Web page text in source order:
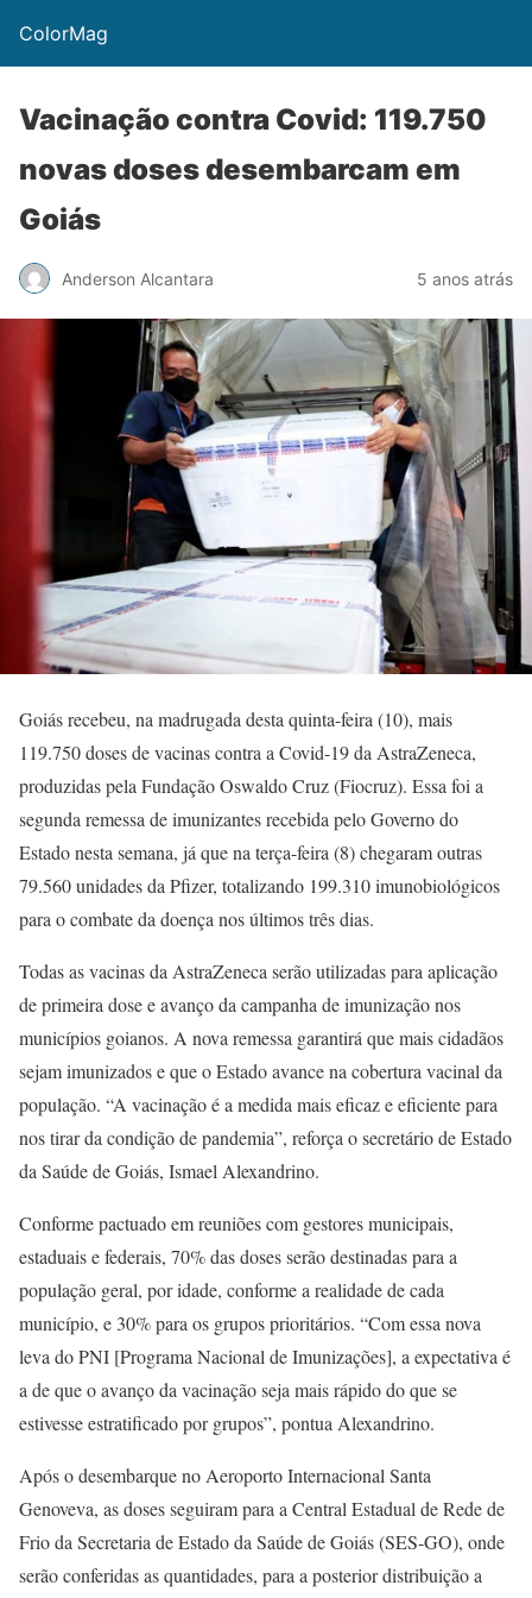
ColorMag
Vacinação contra Covid: 119.750
novas doses desembarcam em
Goiás
Anderson Alcantara 5 anos atrás
Goiás recebeu, na madrugada desta quinta-feira (10), mais
119.750 doses de vacinas contra a Covid-19 da AstraZeneca,
produzidas pela Fundação Oswaldo Cruz (Fiocruz). Essa foi a
segunda remessa de imunizantes recebida pelo Governo do
Estado nesta semana, já que na terça-feira (8) chegaram outras
79.560 unidades da Pfizer, totalizando 199.310 imunobiológicos
para o combate da doença nos últimos três dias.
Todas as vacinas da AstraZeneca serão utilizadas para aplicação
de primeira dose e avanço da campanha de imunização nos
municípios goianos. A nova remessa garantirá que mais cidadãos
sejam imunizados e que o Estado avance na cobertura vacinal da
população. “A vacinação é a medida mais eficaz e eficiente para
nos tirar da condição de pandemia”, reforça o secretário de Estado
da Saúde de Goiás, Ismael Alexandrino.
Conforme pactuado em reuniões com gestores municipais,
estaduais e federais, 70% das doses serão destinadas para a
população geral, por idade, conforme a realidade de cada
município, e 30% para os grupos prioritários. “Com essa nova
leva do PNI [Programa Nacional de Imunizações], a expectativa é
a de que o avanço da vacinação seja mais rápido do que se
estivesse estratificado por grupos”, pontua Alexandrino.
Após o desembarque no Aeroporto Internacional Santa
Genoveva, as doses seguiram para a Central Estadual de Rede de
Frio da Secretaria de Estado da Saúde de Goiás (SES-GO), onde
serão conferidas as quantidades, para a posterior distribuição a